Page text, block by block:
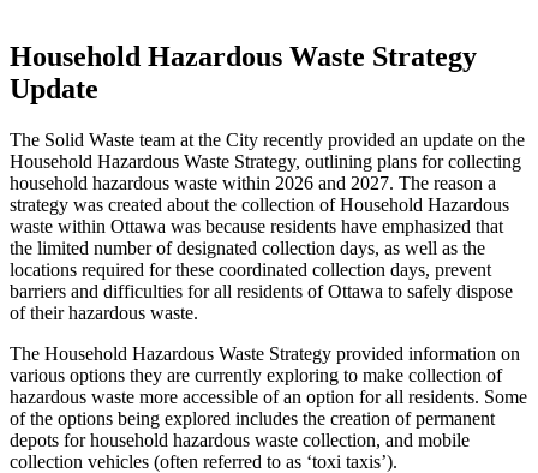
Household Hazardous Waste Strategy
Update
The Solid Waste team at the City recently provided an update on the
Household Hazardous Waste Strategy, outlining plans for collecting
household hazardous waste within 2026 and 2027. The reason a
strategy was created about the collection of Household Hazardous
waste within Ottawa was because residents have emphasized that
the limited number of designated collection days, as well as the
locations required for these coordinated collection days, prevent
barriers and difficulties for all residents of Ottawa to safely dispose
of their hazardous waste.
The Household Hazardous Waste Strategy provided information on
various options they are currently exploring to make collection of
hazardous waste more accessible of an option for all residents. Some
of the options being explored includes the creation of permanent
depots for household hazardous waste collection, and mobile
collection vehicles (often referred to as ‘toxi taxis’).